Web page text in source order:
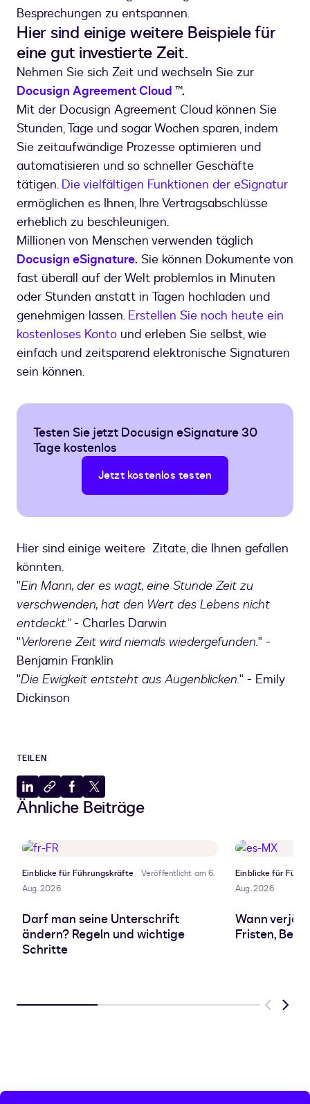
Besprechungen zu entspannen.
Hier sind einige weitere Beispiele für
eine gut investierte Zeit.
Nehmen Sie sich Zeit und wechseln Sie zur
Docusign Agreement Cloud ™.
Mit der Docusign Agreement Cloud können Sie
Stunden, Tage und sogar Wochen sparen, indem
Sie zeitaufwändige Prozesse optimieren und
automatisieren und so schneller Geschäfte
tätigen. Die vielfältigen Funktionen der eSignatur
ermöglichen es Ihnen, Ihre Vertragsabschlüsse
erheblich zu beschleunigen.
Millionen von Menschen verwenden täglich
Docusign eSignature. Sie können Dokumente von
fast überall auf der Welt problemlos in Minuten
oder Stunden anstatt in Tagen hochladen und
genehmigen lassen. Erstellen Sie noch heute ein
kostenloses Konto und erleben Sie selbst, wie
einfach und zeitsparend elektronische Signaturen
sein können.
Testen Sie jetzt Docusign eSignature 30
Tage kostenlos
Jetzt kostenlos testen
Hier sind einige weitere Zitate, die Ihnen gefallen
könnten.
"Ein Mann, der es wagt, eine Stunde Zeit zu
verschwenden, hat den Wert des Lebens nicht
entdeckt."- Charles Darwin
"Verlorene Zeit wird niemals wiedergefunden." -
Benjamin Franklin
"Die Ewigkeit entsteht aus Augenblicken." - Emily
Dickinson
TEILEN
Auf
LinkedIn
In
Zwischenablage
Auf
Facebook
Auf
X
Ähnliche Beiträge
Einblicke für Führungskräfte
Veröffentlicht am 6.
Aug. 2026
Darf man seine Unterschrift
ändern? Regeln und wichtige
Schritte
Einblicke für
Aug. 2026
Wann
Fristen,
Previous
Next